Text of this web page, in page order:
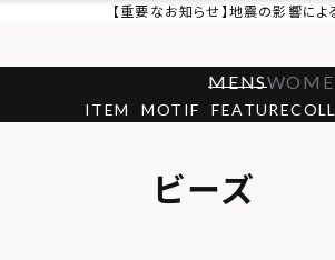
【重要なお知らせ】地震の影響に
MENS
ITEM MOTIF FEATURE
ビーズ